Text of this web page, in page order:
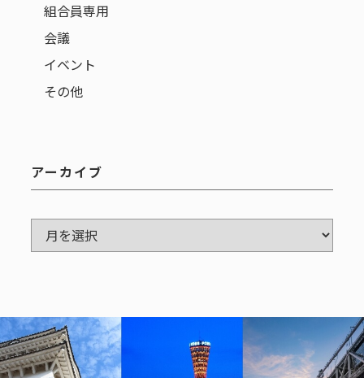
組合員専用
会議
イベント
その他
アーカイブ
ア